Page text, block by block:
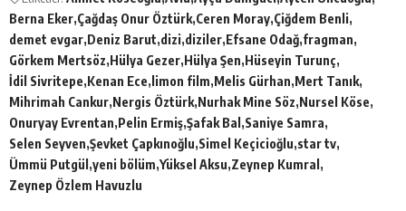
Berna Eker Çağdaş Onur Öztürk Ceren Moray Çiğdem Benli
demet evgar Deniz Barut dizi diziler Efsane Odağ fragman
Görkem Mertsöz Hülya Gezer Hülya Şen Hüseyin Turunç
İdil Sivritepe Kenan Ece limon film Melis Gürhan Mert Tanık
Mihrimah Cankur Nergis Öztürk Nurhak Mine Söz Nursel Köse
Onuryay Evrentan Pelin Ermiş Şafak Bal Saniye Samra
Selen Seyven Şevket Çapkınoğlu Simel Keçicioğlu star tv
Ümmü Putgül yeni bölüm Yüksel Aksu Zeynep Kumral
Zeynep Özlem Havuzlu